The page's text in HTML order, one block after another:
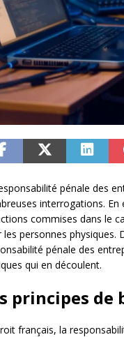
pénale des
interrogations.
commises dans le
les personnes physiques.
pénale des
qui en découlent.
principes de
français, la